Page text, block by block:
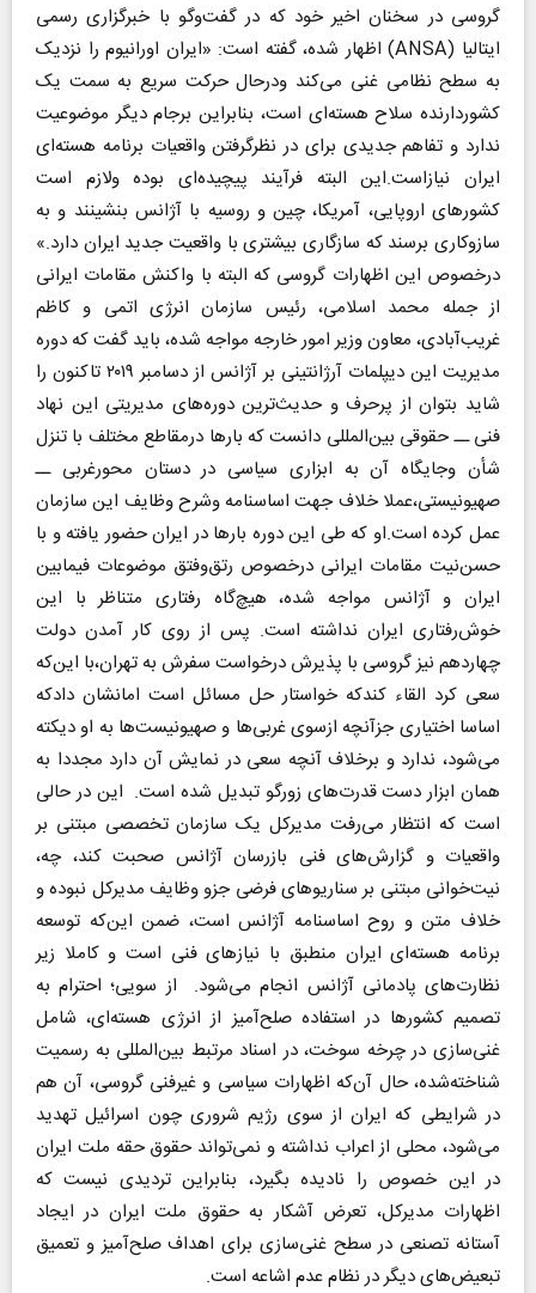
گروسی در سخنان اخیر خود که در گفت‌وگو با خبرگزاری رسمی
ایتالیا (ANSA) اظهار شده، گفته است: «ایران اورانیوم را نزدیک
به سطح نظامی غنی می‌کند ودرحال حرکت سریع به سمت یک
کشوردارنده سلاح هسته‌ای است، بنابراین برجام دیگر موضوعیت
ندارد و تفاهم جدیدی برای در نظرگرفتن واقعیات برنامه هسته‌ای
ایران نیازاست.این البته فرآیند پیچیده‌ای بوده ولازم است
کشورهای اروپایی، آمریکا، چین و روسیه با آژانس بنشینند و به
سازوکاری برسند که سازگاری بیشتری با واقعیت جدید ایران دارد.»
درخصوص این اظهارات گروسی که البته با واکنش مقامات ایرانی
از جمله محمد اسلامی، رئیس سازمان انرژی اتمی و کاظم
غریب‌آبادی، معاون وزیر امور خارجه مواجه شده، باید گفت که دوره
مدیریت این دیپلمات آرژانتینی بر آژانس از دسامبر ۲۰۱۹ تاکنون را
شاید بتوان از پرحرف ‌و حدیث‌ترین دوره‌های مدیریتی این نهاد
فنی ــ حقوقی بین‌المللی دانست که بارها درمقاطع مختلف با تنزل
‌شأن وجایگاه آن به ابزاری سیاسی در دستان محورغربی ــ
صهیونیستی،عملا خلاف جهت اساسنامه وشرح وظایف این سازمان
عمل کرده است.او که طی این دوره بارها در ایران حضور یافته و با
حسن‌نیت مقامات ایرانی درخصوص رتق‌وفتق موضوعات فیمابین
ایران و آژانس مواجه شده، هیچ‌گاه رفتاری متناظر با این
خوش‌رفتاری ایران نداشته است. پس از روی کار آمدن دولت
چهاردهم نیز گروسی با پذیرش درخواست سفرش به تهران،با این‌که
سعی کرد القاء کندکه خواستار حل مسائل است امانشان دادکه
اساسا اختیاری جزآنچه ازسوی غربی‌ها و صهیونیست‌ها به او دیکته
می‌شود، ندارد و برخلاف آنچه سعی در نمایش آن دارد مجددا به
همان ابزار دست قدرت‌های زورگو تبدیل شده است. این در حالی
است که انتظار می‌رفت مدیرکل یک سازمان تخصصی مبتنی بر
واقعیات و گزارش‌های فنی بازرسان آژانس صحبت کند، چه،
نیت‌خوانی مبتنی بر سناریوهای فرضی جزو وظایف مدیرکل نبوده و
خلاف متن و روح اساسنامه آژانس است، ضمن این‌که توسعه
برنامه هسته‌ای ایران منطبق با نیازهای فنی است و کاملا زیر
نظارت‌های پادمانی آژانس انجام می‌شود. از سویی‌؛ احترام به
تصمیم کشورها در استفاده صلح‌آمیز از انرژی هسته‌ای، شامل
غنی‌سازی در چرخه سوخت، در اسناد مرتبط بین‌المللی به رسمیت
شناخته‌شده، حال آن‌که اظهارات سیاسی و غیرفنی گروسی، آن هم
در شرایطی که ایران از سوی رژیم شروری چون اسرائیل تهدید
می‌شود، محلی از اعراب نداشته و نمی‌تواند حقوق حقه ملت ایران
در این خصوص را نادیده بگیرد، بنابراین تردیدی نیست که
اظهارات مدیرکل، تعرض آشکار به حقوق ملت ایران در ایجاد
آستانه تصنعی در سطح غنی‌سازی برای اهداف صلح‌آمیز و تعمیق
تبعیض‌های دیگر در نظام عدم اشاعه است.